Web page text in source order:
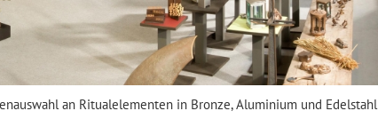
an Ritualelementen in Bronze, Aluminium und Edelstahl